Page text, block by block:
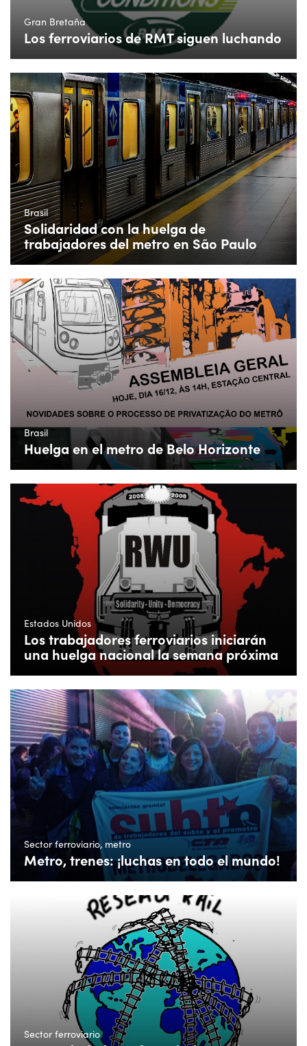
Gran Bretaña
Los ferroviarios de RMT siguen luchando
Brasil
Solidaridad con la huelga de
trabajadores del metro en São Paulo
Brasil
Huelga en el metro de Belo Horizonte
Estados Unidos
Los trabajadores ferroviarios iniciarán
una huelga nacional la semana próxima
Sector ferroviario, metro
Metro, trenes: ¡luchas en todo el mundo!
Sector ferroviario